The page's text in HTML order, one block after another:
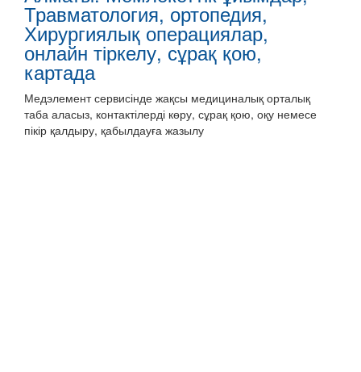
Травматология, ортопедия,
Хирургиялық операциялар,
онлайн тіркелу, сұрақ қою,
картада
Медэлемент сервисінде жақсы медициналық орталық
таба аласыз, контактілерді көру, сұрақ қою, оқу немесе
пікір қалдыру, қабылдауға жазылу